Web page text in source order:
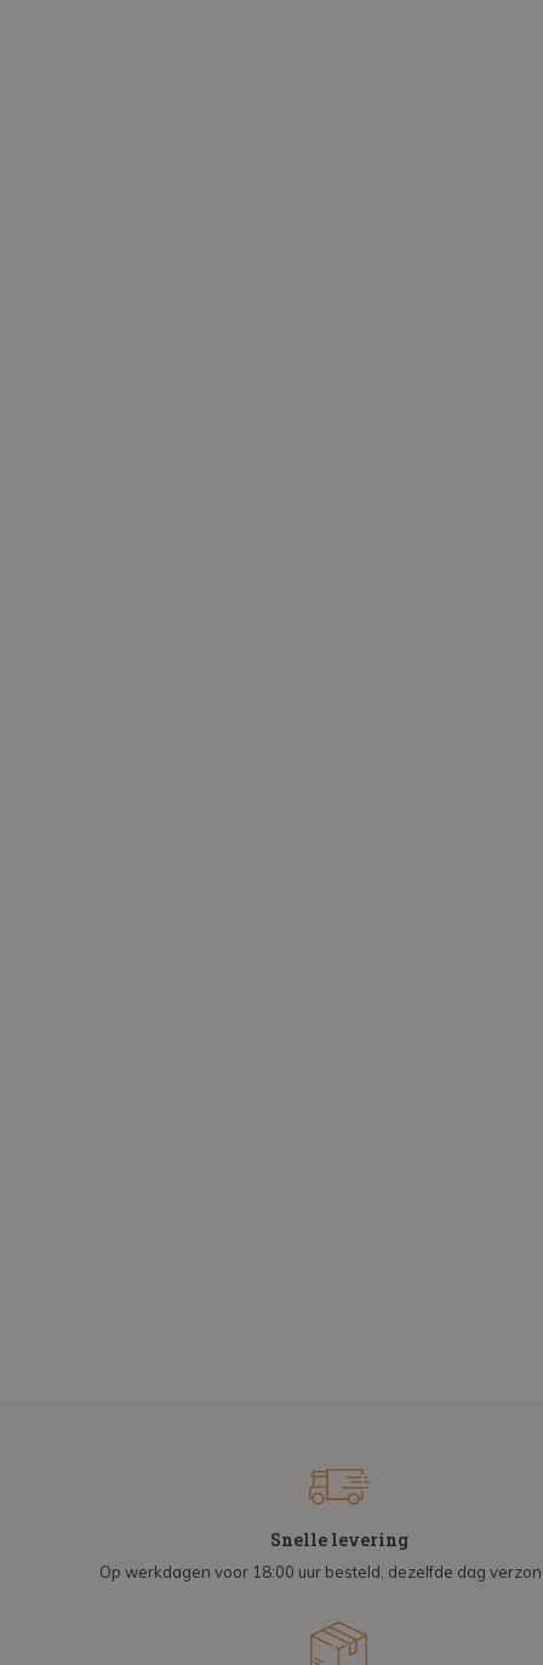
Snelle levering
Op werkdagen voor 18:00 uur besteld, dezelfde dag